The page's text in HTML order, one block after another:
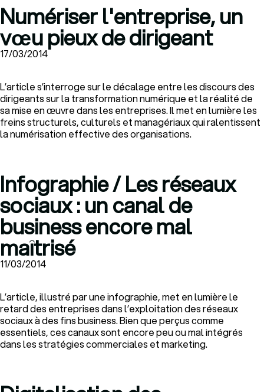
Numériser l'entreprise, un
vœu pieux de dirigeant
17/03/2014
L’article s’interroge sur le décalage entre les discours des
dirigeants sur la transformation numérique et la réalité de
sa mise en œuvre dans les entreprises. Il met en lumière les
freins structurels, culturels et managériaux qui ralentissent
la numérisation effective des organisations.
Infographie / Les réseaux
sociaux : un canal de
business encore mal
maîtrisé
11/03/2014
L’article, illustré par une infographie, met en lumière le
retard des entreprises dans l’exploitation des réseaux
sociaux à des fins business. Bien que perçus comme
essentiels, ces canaux sont encore peu ou mal intégrés
dans les stratégies commerciales et marketing.